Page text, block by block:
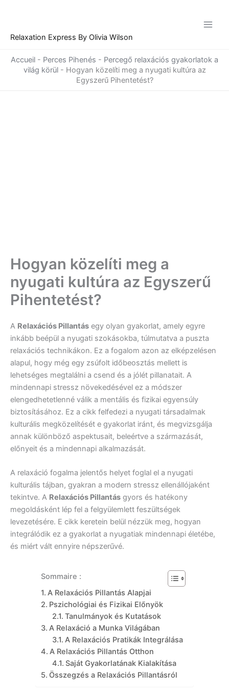
Relaxation Express By Olivia Wilson
Accueil - Perces Pihenés - Percegő relaxációs gyakorlatok a
világ körül- Hogyan közelíti meg a nyugati kultúra az
Egyszerű Pihentetést?
Hogyan közelíti meg a
nyugati kultúra az Egyszerű
Pihentetést?
A Relaxációs Pillantás egy olyan gyakorlat, amely egyre
inkább beépül a nyugati szokásokba, túlmutatva a puszta
relaxációs technikákon. Ez a fogalom azon az elképzelésen
alapul, hogy még egy zsúfolt időbeosztás mellett is
lehetséges megtalálni a csend és a jólét pillanatait. A
mindennapi stressz növekedésével ez a módszer
elengedhetetlenné válik a mentális és fizikai egyensúly
biztosításához. Ez a cikk felfedezi a nyugati társadalmak
kulturális megközelítését e gyakorlat iránt, és megvizsgálja
annak különböző aspektusait, beleértve a származását,
előnyeit és a mindennapi alkalmazását.
A relaxáció fogalma jelentős helyet foglal el a nyugati
kulturális tájban, gyakran a modern stressz ellenállójaként
tekintve. A Relaxációs Pillantás gyors és hatékony
megoldásként lép fel a felgyülemlett feszültségek
levezetésére. E cikk keretein belül nézzük meg, hogyan
integrálódik ez a gyakorlat a nyugatiak mindennapi életébe,
és miért vált ennyire népszerűvé.
Sommaire :
A Relaxációs Pillantás Alapjai
Pszichológiai és Fizikai Előnyök
Tanulmányok és Kutatások
A Relaxáció a Munka Világában
A Relaxációs Pratikák Integrálása
A Relaxációs Pillantás Otthon
Saját Gyakorlatának Kialakítása
Összegzés a Relaxációs Pillantásról